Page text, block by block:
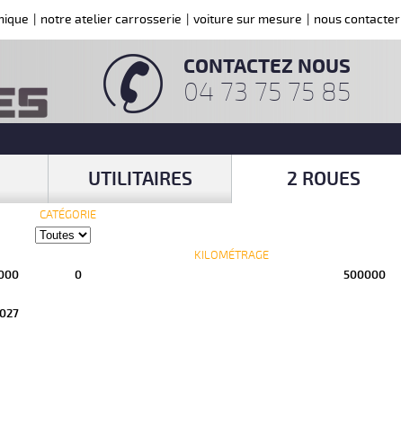
notre atelier carrosserie voiture sur mesure nous contacter
CONTACTEZ NOUS
04 73 75 75 85
UTILITAIRES 2 ROUES
CATÉGORIE
KILOMÉTRAGE